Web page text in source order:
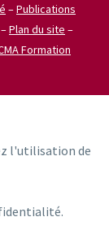
–Publications
–Plan du site –
Formation
l'utilisation de